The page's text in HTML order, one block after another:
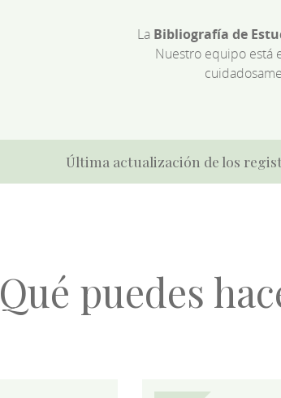
La Bibliografía de
Nuestro equipo está
Última actualización de los
Qué puedes